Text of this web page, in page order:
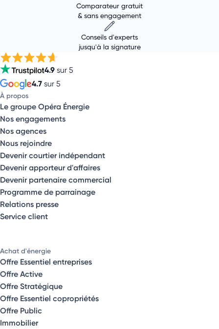
Comparateur gratuit
& sans engagement
Conseils d'experts
jusqu'à la signature
4.9 sur 5
4.7 sur 5
À propos
Le groupe Opéra Énergie
Nos engagements
Nos agences
Nous rejoindre
Devenir courtier indépendant
Devenir apporteur d'affaires
Devenir partenaire commercial
Programme de parrainage
Relations presse
Service client
Achat d'énergie
Offre Essentiel entreprises
Offre Active
Offre Stratégique
Offre Essentiel copropriétés
Offre Public
Immobilier